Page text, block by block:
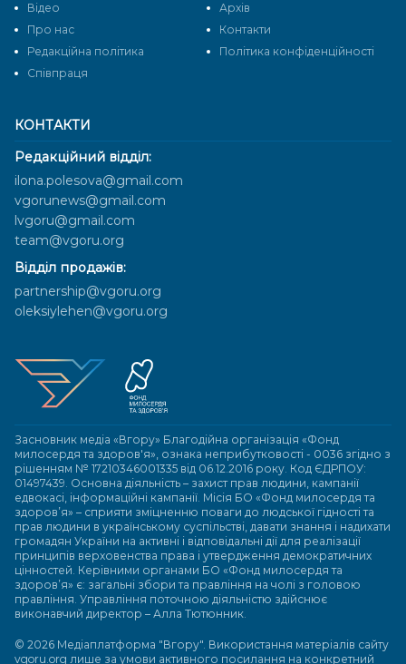
КОНТАКТИ
Редакційний відділ:
ilona.polesova@gmail.com
vgorunews@gmail.com
lvgoru@gmail.com
team@vgoru.org
Відділ продажів:
partnership@vgoru.org
oleksiylehen@vgoru.org
Засновник медіа «Вгору» Благодійна організація «Фонд
милосердя та здоров'я», ознака неприбутковості - 0036 згідно з
рішенням № 17210346001335 від 06.12.2016 року. Код ЄДРПОУ:
01497439. Основна діяльність – захист прав людини, кампанії
едвокасі, інформаційні кампанії. Місія БО «Фонд милосердя та
здоров’я» – сприяти зміцненню поваги до людської гідності та
прав людини в українському суспільстві, давати знання і надихати
громадян України на активні і відповідальні дії для реалізації
принципів верховенства права і утвердження демократичних
цінностей. Керівними органами БО «Фонд милосердя та
здоров’я» є: загальні збори та правління на чолі з головою
правління. Управління поточною діяльністю здійснює
виконавчий директор – Алла Тютюнник.
© 2026 Медіаплатформа "Вгору". Використання матеріалів сайту
vgoru.org лише за умови активного посилання на конкретний
Відео
Архів
Про нас
Контакти
Редакційна політика
Політика конфіденційності
Cпівпраця